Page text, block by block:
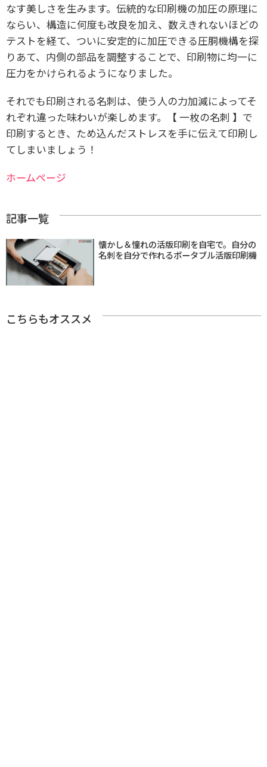
なす美しさを生みます。伝統的な印刷機の加圧の原理に
ならい、構造に何度も改良を加え、数えきれないほどの
テストを経て、ついに安定的に加圧できる圧胴機構を探
りあて、内側の部品を調整することで、印刷物に均一に
圧力をかけられるようになりました。
それでも印刷される名刺は、使う人の力加減によってそ
れぞれ違った味わいが楽しめます。【 一枚の名刺 】で
印刷するとき、ため込んだストレスを手に伝えて印刷し
てしまいましょう！
ホームページ
記事一覧
懐かし＆憧れの活版印刷を自宅で。自分の
名刺を自分で作れるポータブル活版印刷機
こちらもオススメ